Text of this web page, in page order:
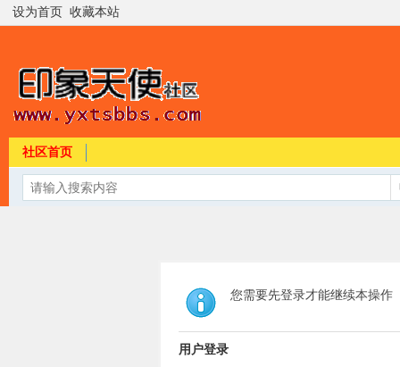
设为首页 收藏本站
社区首页
您需要先登录才能继续本操作
用户登录